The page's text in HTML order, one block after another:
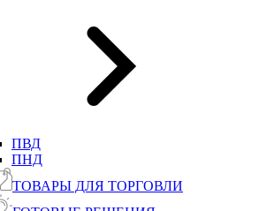
ПВД
ПНД
ТОВАРЫ ДЛЯ ТОРГОВЛИ